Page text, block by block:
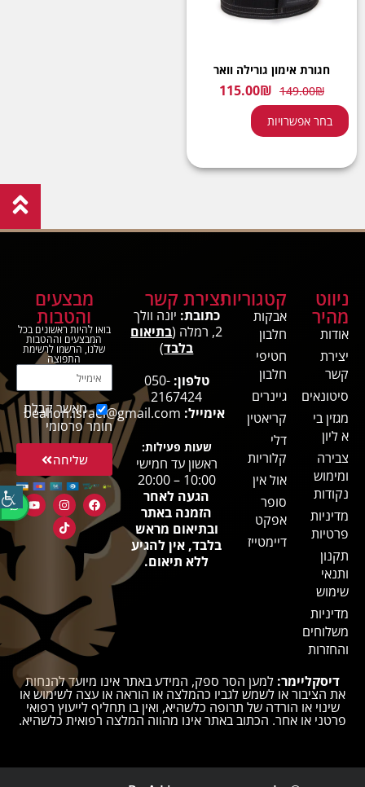
חגורת אימון גורילה וואר
149.00₪
115.00₪
בחר אפשרויות
ניווט
מהיר
אודות
יצירת
קשר
סיטונאים
מגזין בי
א ליון
צבירה
ומימוש
נקודות
מדיניות
פרטיות
תקנון
ותנאי
שימוש
מדיניות
משלוחים
והחזרות
קטגוריות
אבקות
חלבון
חטיפי
חלבון
גיינרים
קריאטין
דלי
קלוריות
אול אין
סופר
אפקט
דיימטייז
יצירת קשר
כתובת: יונה וולך
2, רמלה (
בתיאום
בלבד)
טלפון: 050-
2167424
אימייל: bealion.israel@gmail.com
שעות פעילות:
ראשון עד חמישי
10:00 – 20:00
הגעה לאחר
הזמנה באתר
ובתיאום מראש
בלבד, אין להגיע
ללא תיאום.
מבצעים
והטבות
בואו להיות ראשונים בכל
המבצעים וההטבות
שלנו, הרשמו לרשימת
התפוצה
מאשר קבלת
חומר פרסומי
שליחה
דיסקליימר: למען הסר ספק, המידע באתר אינו מיועד להנחות
את הציבור או לשמש לגביו כהמלצה או הוראה או עצה לשימוש או
שינוי או הורדה של תרופה כלשהיא, ואין בו תחליף לייעוץ רפואי
פרטני או אחר. הכתוב באתר אינו מהווה המלצה רפואית כלשהיא.